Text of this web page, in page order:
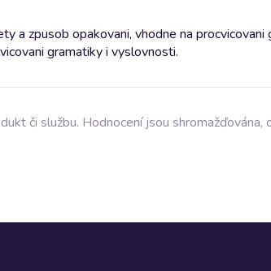
a zpusob opakovani, vhodne na procvicovani
gramatiky i vyslovnosti.
či službu. Hodnocení jsou shromažďována,